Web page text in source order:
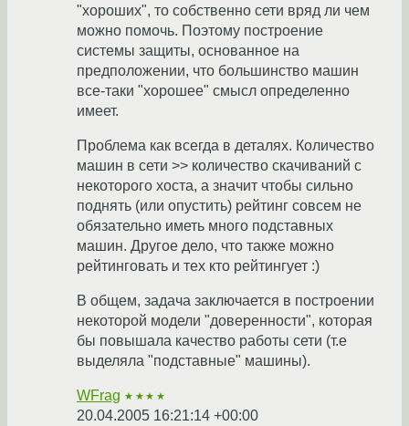
"хороших", то собственно сети вряд ли чем
можно помочь. Поэтому построение
системы защиты, основанное на
предположении, что большинство машин
все-таки "хорошее" смысл определенно
имеет.
Проблема как всегда в деталях. Количество
машин в сети >> количество скачиваний с
некоторого хоста, а значит чтобы сильно
поднять (или опустить) рейтинг совсем не
обязательно иметь много подставных
машин. Другое дело, что также можно
рейтинговать и тех кто рейтингует :)
В общем, задача заключается в построении
некоторой модели "доверенности", которая
бы повышала качество работы сети (т.е
выделяла "подставные" машины).
WFrag ★★★★
20.04.2005 16:21:14 +00:00